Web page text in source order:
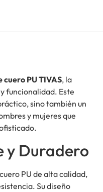
cuero PU TIVAS, la
funcionalidad. Este
sino también un
y mujeres que
y Duradero
PU de alta calidad,
Su diseño